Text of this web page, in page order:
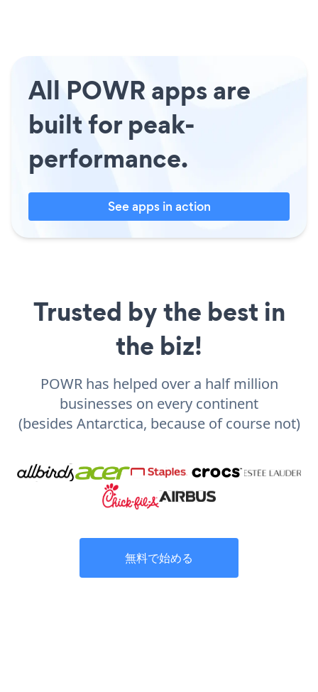
All POWR apps are
built for peak-
performance.
See apps in action
Trusted by the best in
the biz!
POWR has helped over a half million
businesses on every continent
(besides Antarctica, because of course not)
無料で始める